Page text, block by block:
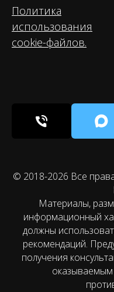
Политика
использования
cookie-файлов.
© 2018-2026 Все
Материалы,
информационный
должны
рекомендаций.
получения